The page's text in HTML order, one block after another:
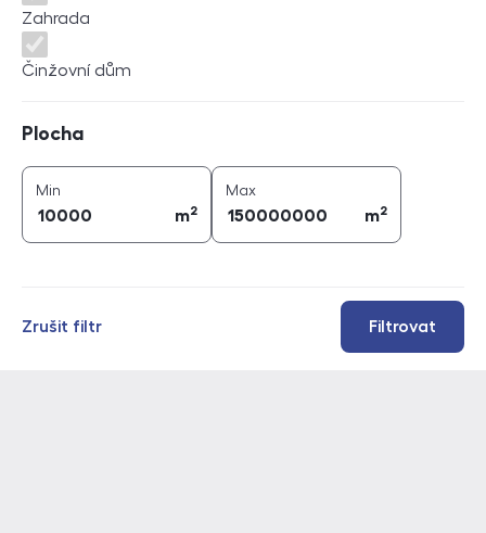
Zahrada
Činžovní dům
Plocha
Min
m2
Maxplocha (
m2
Filtrovat
Zrušit filtr